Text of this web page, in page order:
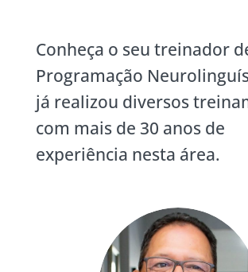
Conheça o seu treinador
Programação
já realizou diversos
com mais de 30 anos de
experiência nesta área.